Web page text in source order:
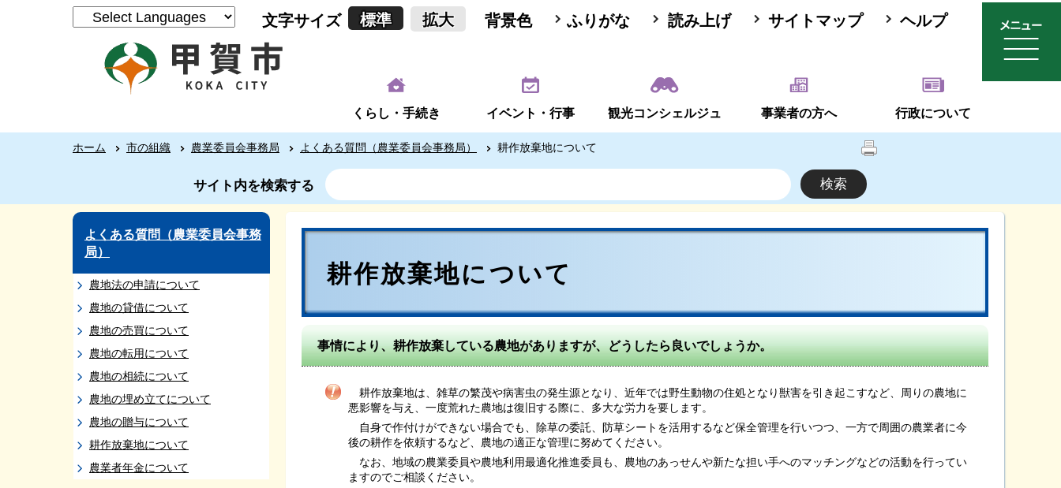
文字サイズ 標準 拡大 背景色 ふりがな 読み上げ サイトマップ ヘルプ
くらし・手続き イベント・行事 観光コンシェルジュ 事業者の方へ 行政について
ホーム 市の組織 農業委員会事務局 よくある質問（農業委員会事務局） 耕作放棄地について
サイト内を検索する
よくある質問（農業委員会事務
局）
農地法の申請について
農地の貸借について
農地の売買について
農地の転用について
農地の相続について
農地の埋め立てについて
農地の贈与について
耕作放棄地について
農業者年金について
耕作放棄地について
事情により、耕作放棄している農地がありますが、どうしたら良いでしょうか。
耕作放棄地は、雑草の繁茂や病害虫の発生源となり、近年では野生動物の住処となり獣害を引き起こすなど、周りの農地に
悪影響を与え、一度荒れた農地は復旧する際に、多大な労力を要します。
自身で作付けができない場合でも、除草の委託、防草シートを活用するなど保全管理を行いつつ、一方で周囲の農業者に今
後の耕作を依頼するなど、農地の適正な管理に努めてください。
なお、地域の農業委員や農地利用最適化推進委員も、農地のあっせんや新たな担い手へのマッチングなどの活動を行ってい
ますのでご相談ください。